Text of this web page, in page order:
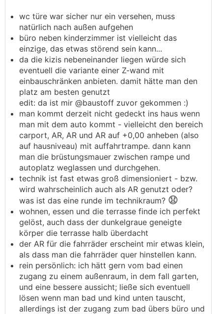
wc türe war sicher nur ein versehen, muss
natürlich nach außen aufgehen
büro neben kinderzimmer ist vielleicht das
einzige, das etwas störend sein kann...
da die kizis nebeneinander liegen würde sich
eventuell die variante einer Z-wand mit
einbauschränken anbieten. damit hätte man den
platz am besten genutzt
edit: da ist mir @baustoff zuvor gekommen :)
man kommt derzeit nicht gedeckt ins haus wenn
man mit dem auto kommt - vielleicht den bereich
carport, AR, AR und AR auf +0,00 anheben (also
auf hausniveau) mit auffahrtrampe. dann kann
man die brüstungsmauer zwischen rampe und
autoplatz weglassen und durchgehen.
technik ist fast etwas groß dimensioniert - bzw.
wird wahrscheinlich auch als AR genutzt oder?
was ist das eine runde im technikraum? 😧
wohnen, essen und die terrasse finde ich perfekt
gelöst, auch dass der dunkelgraue geneigte
körper die terrasse halb überdacht
der AR für die fahrräder erscheint mir etwas klein,
als dass man die fahrräder quer hinstellen kann.
rein persönlich: ich hätt gern vom bad einen
zugang zu einem außenraum, in dem fall garten,
und eine bessere aussicht; ließe sich eventuell
lösen wenn man bad und kind unten tauscht,
allerdings ist der zugang zum bad übers büro und